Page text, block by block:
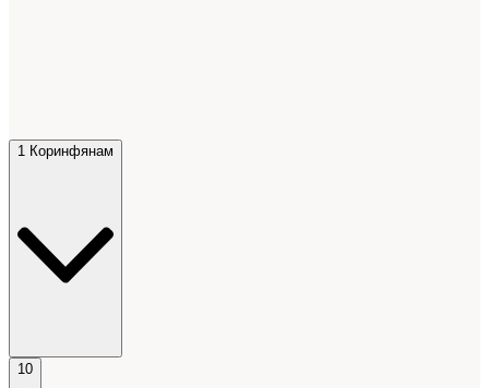
1 Коринфянам
10